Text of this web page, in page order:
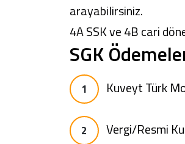
arayabilirsiniz.
4A SSK ve 4B cari
SGK
Kuveyt Türk
Vergi/Resmi